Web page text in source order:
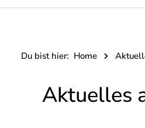
Du bist hier: Home
Aktuelles